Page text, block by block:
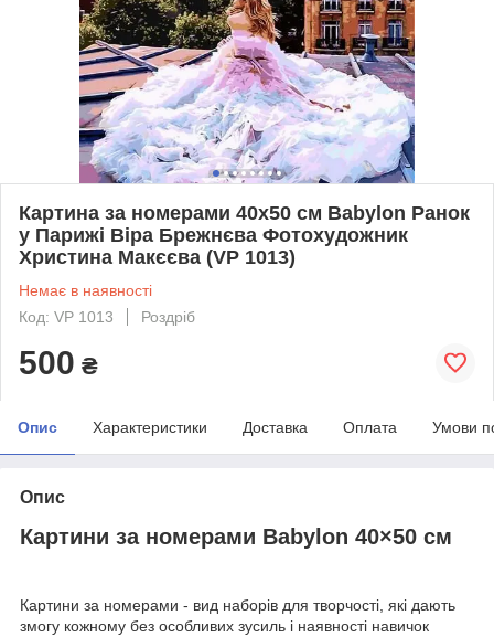
Картина за номерами 40х50 см Babylon Ранок
у Парижі Віра Брежнєва Фотохудожник
Христина Макєєва (VP 1013)
Немає в наявності
Код: VP 1013
Роздріб
500 ₴
Опис Характеристики Доставка Оплата Умови
Опис
Картини за номерами Babylon 40×50 см
Картини за номерами - вид наборів для творчості, які дають
змогу кожному без особливих зусиль і наявності навичок